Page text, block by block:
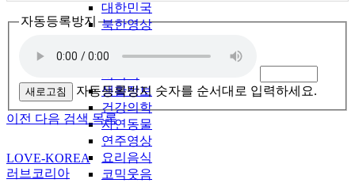
대한민국
북한영상
경제금융
생활정보
건강의학
자연동물
연주영상
요리음식
코믹웃음
자동등록방지
새로고침 자동등록방지 숫자를 순서대로 입력하세요.
이전 다음 검색 목록
LOVE-KOREA
러브코리아